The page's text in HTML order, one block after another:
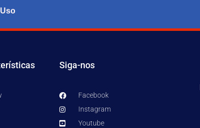
Siga-nos
Facebook
Instagram
Youtube